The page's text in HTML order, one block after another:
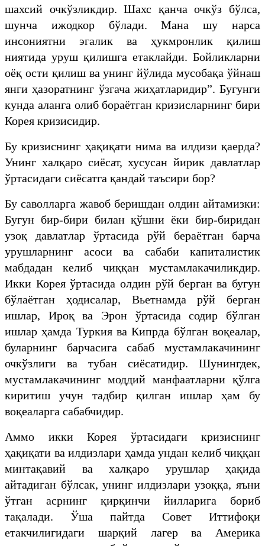
шахсий очкўзликдир. Шахс қанча очкўз бўлса,
шунча ижодкор бўлади. Мана шу нарса
инсониятни эгалик ва ҳукмронлик қилиш
ниятида уруш қилишга етаклайди. Бойликларни
оёқ ости қилиш ва унинг йўлида мусобақа ўйнаш
янги ҳазоратнинг ўзгача жиҳатларидир”. Бугунги
кунда аланга олиб бораётган кризисларнинг бири
Корея кризисидир.
Бу кризиснинг ҳақиқати нима ва илдизи қаерда?
Унинг халқаро сиёсат, хусусан йирик давлатлар
ўртасидаги сиёсатга қандай таъсири бор?
Бу саволларга жавоб беришдан олдин айтамизки:
Бугун бир-бири билан қўшни ёки бир-биридан
узоқ давлатлар ўртасида рўй бераётган барча
урушларнинг асоси ва сабаби капиталистик
мабдадан келиб чиққан мустамлакачиликдир.
Икки Корея ўртасида олдин рўй берган ва бугун
бўлаётган ҳодисалар, Вьетнамда рўй берган
ишлар, Ироқ ва Эрон ўртасида содир бўлган
ишлар ҳамда Туркия ва Кипрда бўлган воқеалар,
буларнинг барчасига сабаб мустамлакачининг
очкўзлиги ва тубан сиёсатидир. Шунингдек,
мустамлакачининг моддий манфаатларни қўлга
киритиш учун тадбир қилган ишлар ҳам бу
воқеаларга сабабчидир.
Аммо икки Корея ўртасидаги кризиснинг
ҳақиқати ва илдизлари ҳамда ундан келиб чиққан
минтақавий ва халқаро урушлар ҳақида
айтадиган бўлсак, унинг илдизлари узоққа, яъни
ўтган асрнинг қирқинчи йилларига бориб
тақалади. Ўша пайтда Совет Иттифоқи
етакчилигидаги шарқий лагер ва Америка